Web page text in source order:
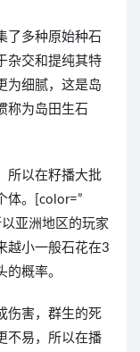
了多种原始种石
杂交和提纯其特
为细腻，这是岛
称为岛田生石
所以在籽播大批
体。[color=”
亚洲地区的玩家
越小一般石花在3
概率。
伤害，群生的死
不易，所以在播